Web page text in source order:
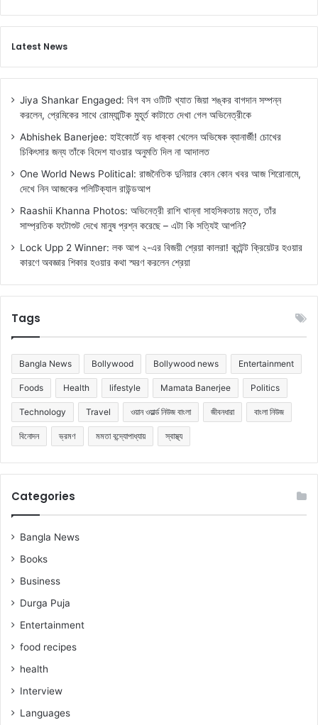
Latest News
Jiya Shankar Engaged: বিগ বস ওটিটি খ্যাত জিয়া শঙ্কর বাগদান সম্পন্ন
করলেন, প্রেমিকের সাথে রোম্যান্টিক মুহূর্ত কাটাতে দেখা গেল অভিনেত্রীকে
Abhishek Banerjee: হাইকোর্টে বড় ধাক্কা খেলেন অভিষেক ব্যানার্জী! চোখের
চিকিৎসার জন্য তাঁকে বিদেশ যাওয়ার অনুমতি দিল না আদালত
One World News Political: রাজনৈতিক দুনিয়ার কোন কোন খবর আজ শিরোনামে,
দেখে নিন আজকের পলিটিক্যাল রাউন্ডআপ
Raashii Khanna Photos: অভিনেত্রী রাশি খান্না সাহসিকতায় মত্ত, তাঁর
সাম্প্রতিক ফটোশুট দেখে মানুষ প্রশ্ন করেছে – এটা কি সত্যিই আপনি?
Lock Upp 2 Winner: লক আপ ২-এর বিজয়ী শ্রেয়া কালরা! কন্টেন্ট ক্রিয়েটর হওয়ার
কারণে অবজ্ঞার শিকার হওয়ার কথা স্মরণ করলেন শ্রেয়া
Tags
Bangla News Bollywood Bollywood news Entertainment
Foods Health lifestyle Mamata Banerjee Politics
Technology Travel ওয়ান ওয়ার্ল্ড নিউজ বাংলা জীবনধারা বাংলা নিউজ
বিনোদন ভ্রমণ মমতা বন্দ্যোপাধ্যায় স্বাস্থ্য
Categories
Bangla News
Books
Business
Durga Puja
Entertainment
food recipes
health
Interview
Languages